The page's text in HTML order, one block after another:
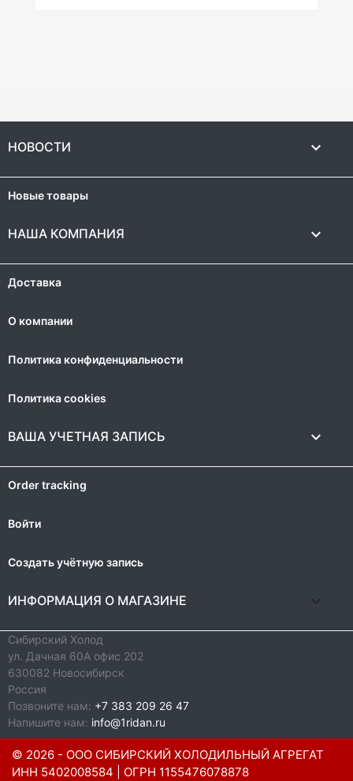
НОВОСТИ 
Новые товары
НАША КОМПАНИЯ 
Доставка
О компании
Политика конфиденциальности
Политика cookies
ВАША УЧЕТНАЯ ЗАПИСЬ 
Order tracking
Войти
Создать учётную запись
ИНФОРМАЦИЯ О МАГАЗИНЕ keyboard_arrow_down
Сибирский Холод
ул. Дачная 60А офис 202
630082 Новосибирск
Россия
Позвоните нам: +7 383 209 26 47
Напишите нам: info@1ridan.ru
© 2026 - ООО СИБИРСКИЙ ХОЛОДИЛЬНЫЙ АГРЕГАТ
ИНН 5402008584 | ОГРН 1155476078878